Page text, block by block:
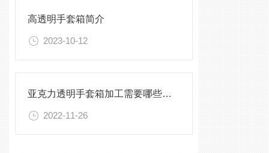
高透明手套箱简介
2023-10-12
亚克力透明手套箱加工需要哪些设备
2022-11-26